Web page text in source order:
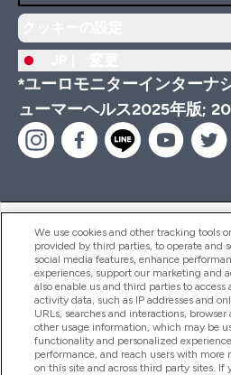
*ユーロモニターインターナ
ューマーヘルス2025年版;
ヘルプ＆ガイド
商品について
会社概要
We use cookies and other tracking tools
provided by third parties, to operate and
social media features, enhance
experiences, support our marketing and
also enable us and third parties to access
activity data, such as IP addresses and
URLs, searches and interactions,
other usage information, which may be
functionality and personalized
performance, and reach users with more
on this site and across third party sites. If